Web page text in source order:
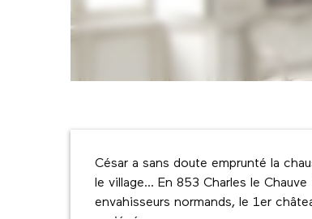
Description
César a sans doute emprunté la
le village... En 853 Charles le
envahisseurs normands, le 1er